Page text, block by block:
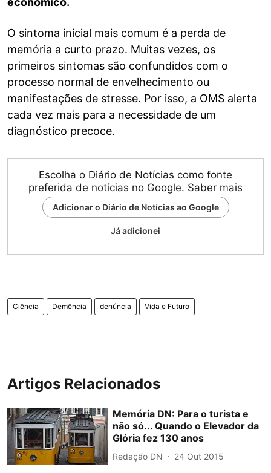
O sintoma inicial mais comum é a perda de
memória a curto prazo. Muitas vezes, os
primeiros sintomas são confundidos com o
processo normal de envelhecimento ou
manifestações de stresse. Por isso, a OMS alerta
cada vez mais para a necessidade de um
diagnóstico precoce.
Escolha o Diário de Notícias como fonte
preferida de notícias no Google. Saber mais
Adicionar o Diário de Notícias ao Google
Já adicionei
Ciência Demência denúncia Vida e Futuro
Artigos Relacionados
Memória DN: Para o turista e
não só... Quando o Elevador da
Glória fez 130 anos
Redação DN 24 Out 2015